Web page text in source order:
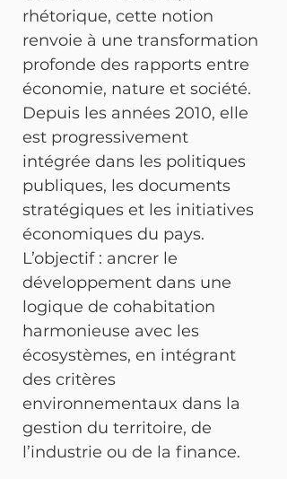
rhétorique, cette notion
renvoie à une transformation
profonde des rapports entre
économie, nature et société.
Depuis les années 2010, elle
est progressivement
intégrée dans les politiques
publiques, les documents
stratégiques et les initiatives
économiques du pays.
L’objectif : ancrer le
développement dans une
logique de cohabitation
harmonieuse avec les
écosystèmes, en intégrant
des critères
environnementaux dans la
gestion du territoire, de
l’industrie ou de la finance.